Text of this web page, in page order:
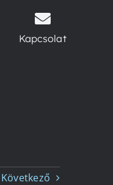
Kapcsolat
Következő